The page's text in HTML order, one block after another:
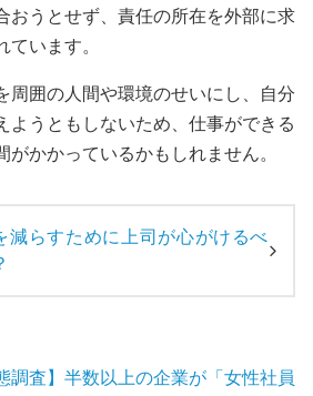
おうとせず、責任の所在を外部に求
ています。
周囲の人間や環境のせいにし、自分
ようともしないため、仕事ができる
がかかっているかもしれません。
減らすために上司が心がけるべ
調査】半数以上の企業が「女性社員